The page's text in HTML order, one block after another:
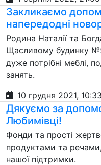
Закликаємо
напередодні
Родина Наталії та
Щасливому будинку
дуже потрібні меблі,
занять.
10 грудня 2021, 10:33
Дякуємо за
Любимівці!
Фонди та прості
продуктами та
нашої підтримки.